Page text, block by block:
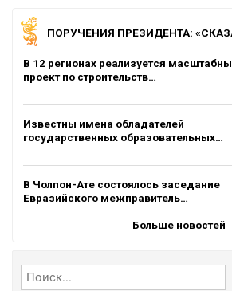
ПОРУЧЕНИЯ ПРЕЗИДЕНТА:
В 12 регионах реализуется
проект по строительств…
Известны имена обладателей
государственных образовательных…
В Чолпон-Ате состоялось заседание
Евразийского межправитель…
Больше новостей